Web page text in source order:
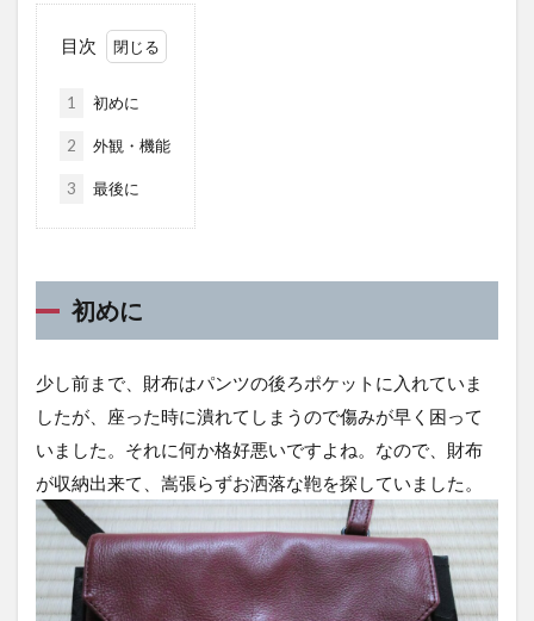
目次
1 初めに
2 外観・機能
3 最後に
初めに
少し前まで、財布はパンツの後ろポケットに入れていま
したが、座った時に潰れてしまうので傷みが早く困って
いました。それに何か格好悪いですよね。なので、財布
が収納出来て、嵩張らずお洒落な鞄を探していました。